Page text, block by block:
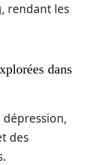
rendant les
dans
des